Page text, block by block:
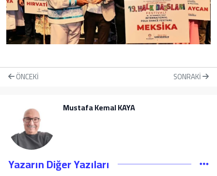
ÖNCEKI SONRAKI
Mustafa Kemal KAYA
Yazarın Diğer Yazıları